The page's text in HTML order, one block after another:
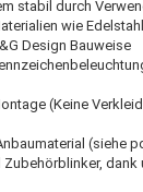
stabil durch
wie
Design Bauweise
(Keine
(siehe
Zubehörblinker,